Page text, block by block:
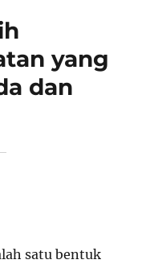
yang
dan
satu bentuk